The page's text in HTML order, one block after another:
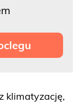
klimatyzację,